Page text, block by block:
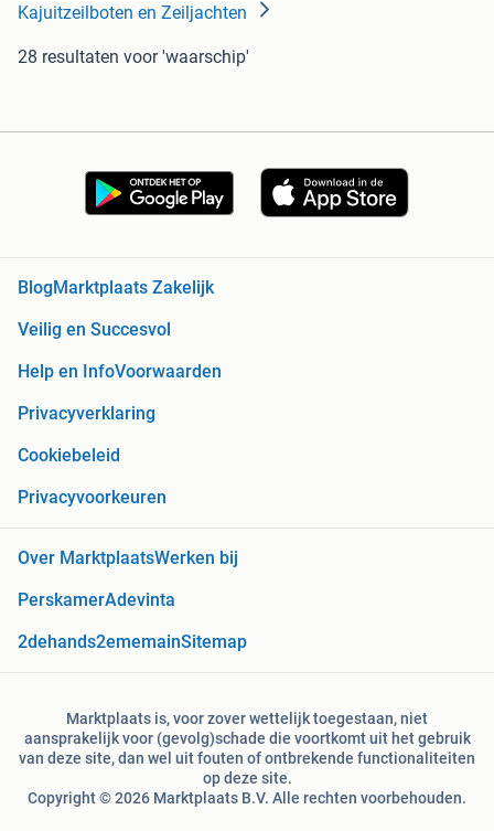
Kajuitzeilboten en Zeiljachten
28 resultaten voor 'waarschip'
BlogMarktplaats Zakelijk
Veilig en Succesvol
Help en InfoVoorwaarden
Privacyverklaring
Cookiebeleid
Privacyvoorkeuren
Over MarktplaatsWerken bij
PerskamerAdevinta
2dehands2ememainSitemap
Marktplaats is, voor zover wettelijk toegestaan, niet
aansprakelijk voor (gevolg)schade die voortkomt uit het gebruik
van deze site, dan wel uit fouten of ontbrekende functionaliteiten
op deze site.
Copyright © 2026 Marktplaats B.V. Alle rechten voorbehouden.